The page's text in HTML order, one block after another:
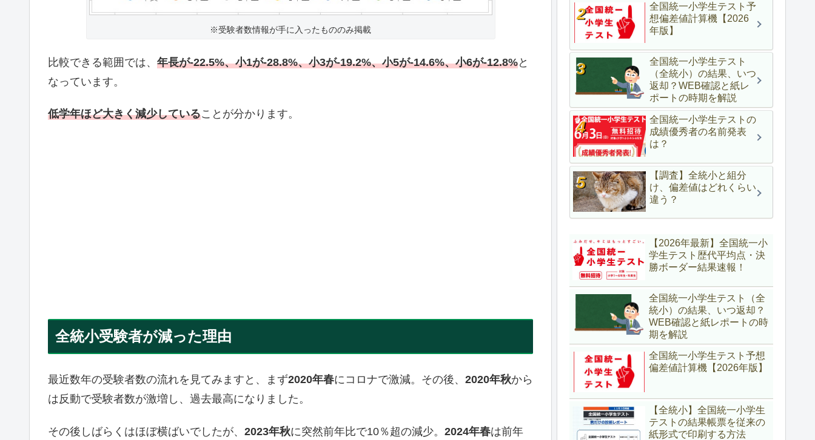
※受験者数情報が手に入ったもののみ掲載
比較できる範囲では、 年長が-22.5%、小1が-28.8%、小3が-19.2%、小5が-14.6%、小6が-12.8%と
なっています。
低学年ほど大きく減少していることが分かります。
全統小受験者が減った理由
最近数年の受験者数の流れを見てみますと、まず2020年春にコロナで激減。その後、 2020年秋から
は反動で受験者数が激増し、過去最高になりました。
その後しばらくはほぼ横ばいでしたが、 2023年秋に突然前年比で10％超の減少。 2024年春は前年
全国統一小学生テスト予
想偏差値計算機【2026
年版】
全国統一小学生テスト
（全統小）の結果、いつ
返却？WEB確認と紙レ
ポートの時期を解説
全国統一小学生テストの
成績優秀者の名前発表
は？
【調査】全統小と組分
け、偏差値はどれくらい
違う？
【2026年最新】全国統一小
学生テスト歴代平均点・決
勝ボーダー結果速報！
全国統一小学生テスト（全
統小）の結果、いつ返却？
WEB確認と紙レポートの時
期を解説
全国統一小学生テスト予想
偏差値計算機【2026年版】
【全統小】全国統一小学生
テストの結果帳票を従来の
紙形式で印刷する方法